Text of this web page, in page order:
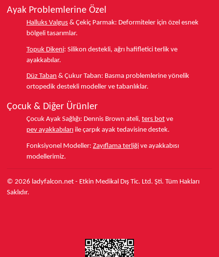
Ayak Problemlerine Özel
Halluks Valgus & Çekiç Parmak: Deformiteler için özel esnek
bölgeli tasarımlar.
Topuk Dikeni: Silikon destekli, ağrı hafifletici terlik ve
ayakkabılar.
Düz Taban & Çukur Taban: Basma problemlerine yönelik
ortopedik destekli modeller ve tabanlıklar.
Çocuk & Diğer Ürünler
Çocuk Ayak Sağlığı: Dennis Brown ateli, ters bot ve
pev ayakkabıları ile çarpık ayak tedavisine destek.
Fonksiyonel Modeller: Zayıflama terliği ve ayakkabısı
modellerimiz.
© 2026 ladyfalcon.net - Etkin Medikal Dış Tic. Ltd. Şti. Tüm Hakları
Saklıdır.